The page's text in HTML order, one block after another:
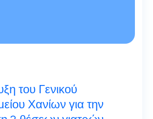
του Γενικού
Χανίων για την